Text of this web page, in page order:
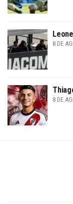
8 DE
8 DE